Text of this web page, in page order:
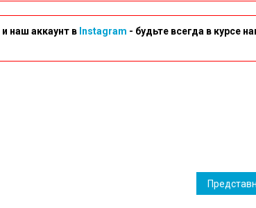
и наш аккаунт в Instagram - будьте всегда в курсе